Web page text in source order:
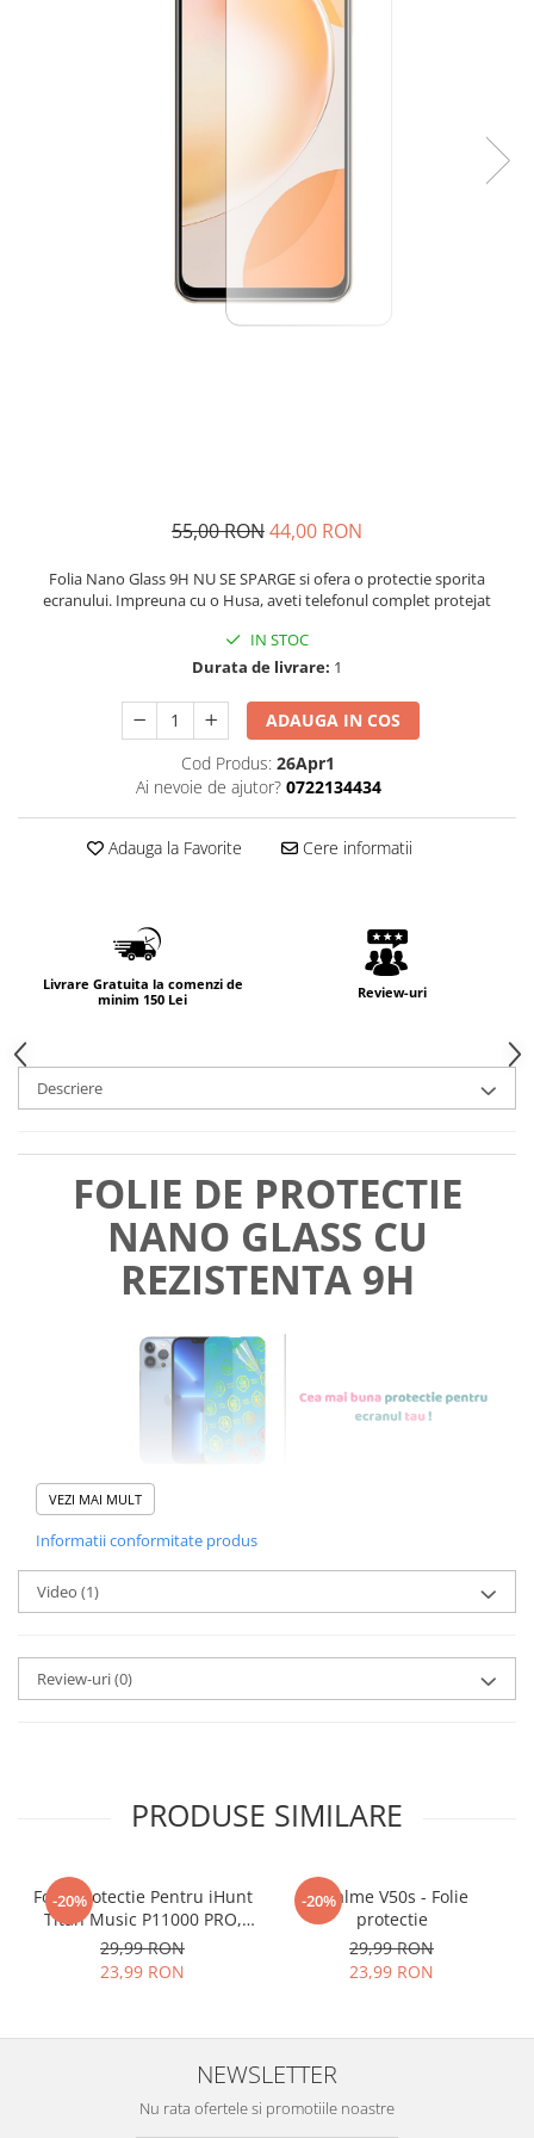
55,00 RON44,00 RON
Folia Nano Glass 9H NU SE SPARGE si ofera o protectie sporita
ecranului. Impreuna cu o Husa, aveti telefonul complet protejat
IN STOC
Durata de livrare: 1
ADAUGA IN COS
Cod Produs: 26Apr1
Ai nevoie de ajutor? 0722134434
Adauga la Favorite Cere informatii
Livrare Gratuita la comenzi de
minim 150 Lei
Review-uri
Descriere
FOLIE DE PROTECTIE
NANO GLASS CU
REZISTENTA 9H
Foliile noastre sunt
tu.
Materialul folosit in
esteNano Glass flexibil.
AcestagaranteazacaNU SE
SPARGE in mii de cioburi
ascutite si periculoase.
zgarieturi si spargere, ci si
INTARESTE ecranul!
Folia avand rezistenta 9H la
VEZI MAI MULT
Informatii conformitate produs
Video (1)
Review-uri(0)
PRODUSE SIMILARE
-20%
Folie Protectie Pentru iHunt
Titan Music P11000 PRO,
VDOO
29,99 RON
23,99 RON
-20%
Realme V50s - Folie
protectie
29,99 RON
23,99 RON
NEWSLETTER
Nu rata ofertele si promotiile noastre